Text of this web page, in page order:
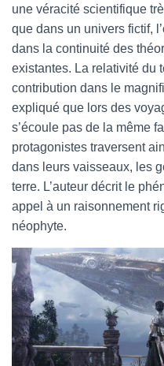
une véracité scientifique
que dans un univers fictif,
dans la continuité des
existantes. La relativité du
contribution dans le
expliqué que lors des
s’écoule pas de la même
protagonistes traversent
dans leurs vaisseaux, les
terre. L’auteur décrit le
appel à un raisonnement
néophyte.